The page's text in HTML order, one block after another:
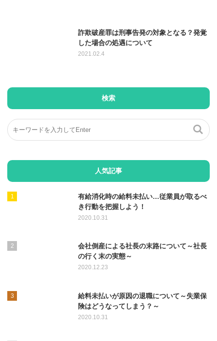
詐欺破産罪は刑事告発の対象となる？発覚
した場合の処遇について
2021.02.4
検索
人気記事
有給消化時の給料未払い…従業員が取るべ
き行動を把握しよう！
2020.10.31
会社倒産による社長の末路について～社長
の行く末の実態～
2020.12.23
給料未払いが原因の退職について～失業保
険はどうなってしまう？～
2020.10.31